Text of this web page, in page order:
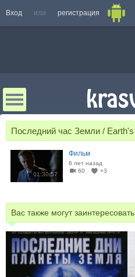
Вход или регистрация
Последний час Земли / Earth's
01:30:57
Фильм
6 лет назад
60
+3
Вас также могут заинтересовать